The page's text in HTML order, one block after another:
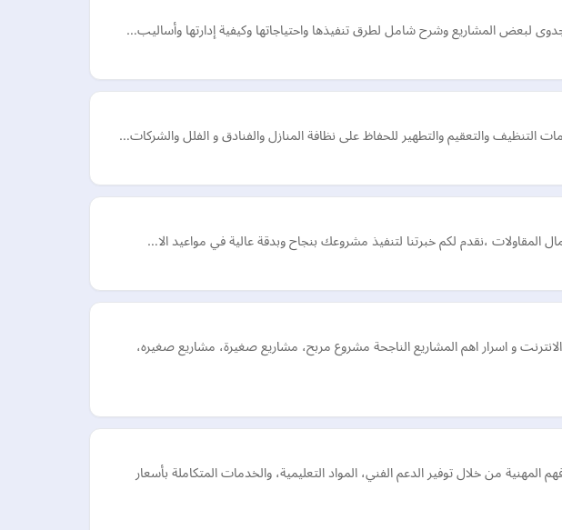
لبعض المشاريع وشرح شامل لطرق تنفيذها واحتياجاتها وكيفية إدارتها وأساليب…
،نقدم لكم خبرتنا لتنفيذ مشروعك بنجاح وبدقة عالية في مواعيد الا…
و اسرار اهم المشاريع الناجحة مشروع مربح، مشاريع صغيرة، مشاريع صغيره،
من خلال توفير الدعم الفني، المواد التعليمية، والخدمات المتكاملة بأسعار